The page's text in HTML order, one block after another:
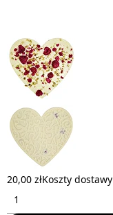
20,00 złKoszty dostawy